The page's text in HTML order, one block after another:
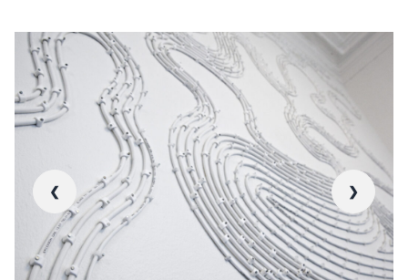
❮ ❯